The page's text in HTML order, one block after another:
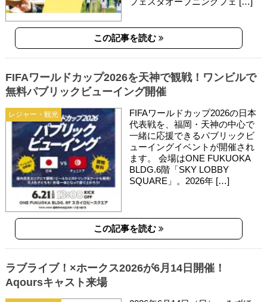
この記事を読む
レジャー・観光
FIFAワールドカップ2026を天神で観戦！ワンビルで
無料パブリックビューイング開催
FIFAワールドカップ2026の日本
代表戦を、福岡・天神の中心で
一緒に応援できるパブリックビ
ューイングイベントが開催され
ます。 会場はONE FUKUOKA
BLDG.6階「SKY LOBBY
SQUARE」。2026年 […]
この記事を読む
ラブライブ！×ホークス2026が6月14日開催！
Aqoursキャスト来場